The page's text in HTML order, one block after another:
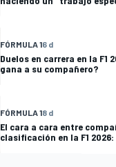
FÓRMULA 16 d
Duelos en carrera en la F1
gana a su compañero?
FÓRMULA 18 d
El cara a cara entre
clasificación en la F1